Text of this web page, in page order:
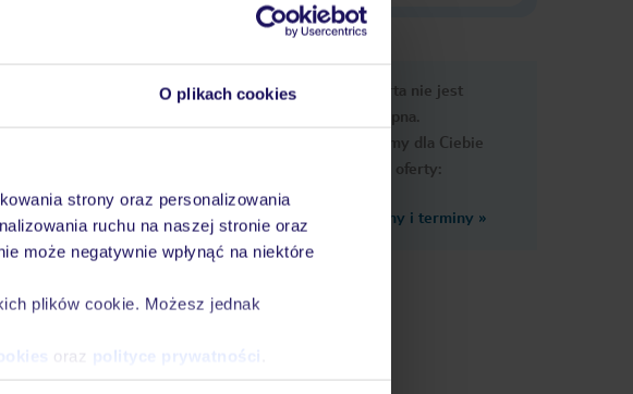
O plikach cookies
strony oraz personalizowania
ruchu na naszej stronie oraz
może negatywnie wpłynąć na niektóre
plików cookie. Możesz jednak
oraz polityce prywatności
informacje
gruntowny remont:
Ups, ta oferta nie jest
dostępna.
Przygotowaliśmy dla Ciebie
podobne oferty:
Zobacz inne ceny i terminy »